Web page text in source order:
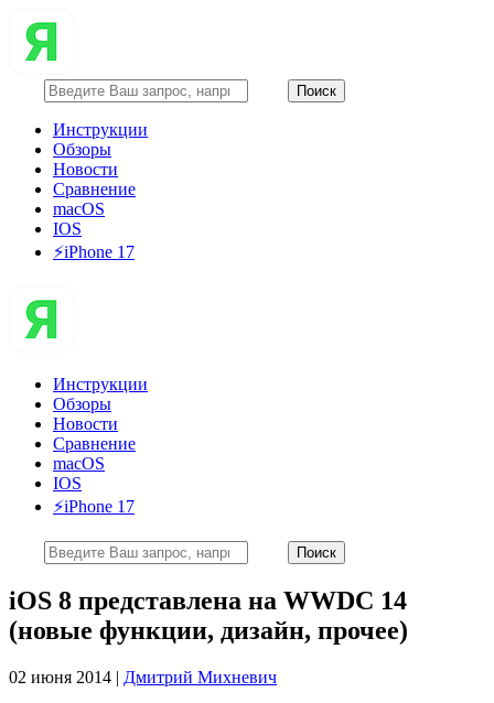
Инструкции
Обзоры
Новости
Сравнение
macOS
IOS
⚡️iPhone 17
Инструкции
Обзоры
Новости
Сравнение
macOS
IOS
⚡️iPhone 17
iOS 8 представлена на WWDC 14
(новые функции, дизайн, прочее)
02 июня 2014 | Дмитрий Михневич